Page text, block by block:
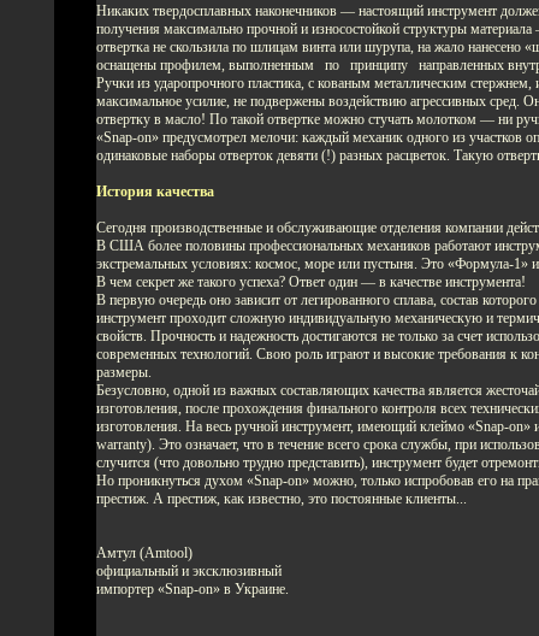
Никаких твердосплавных наконечников — настоящий инструмент
получения максимально прочной и износостойкой структуры
отвертка не скользила по шлицам винта или шурупа, на жало
оснащены профилем, выполненным по принципу направленных
Ручки из ударопрочного пластика, с кованым металлическим
максимальное усилие, не подвержены воздействию агрессивных сред.
отвертку в масло! По такой отвертке можно стучать молотком — ни
«Snap-on» предусмотрел мелочи: каждый механик одного из участков
одинаковые наборы отверток девяти (!) разных расцветок. Такую
История качества
Сегодня производственные и обслуживающие отделения компании
В США более половины профессиональных механиков работают
экстремальных условиях: космос, море или пустыня. Это «Формула-1»
В чем секрет же такого успеха? Ответ один — в качестве инструмента!
В первую очередь оно зависит от легированного сплава, состав
инструмент проходит сложную индивидуальную механическую и
свойств. Прочность и надежность достигаются не только за счет
современных технологий. Свою роль играют и высокие требования к
размеры.
Безусловно, одной из важных составляющих качества является
изготовления, после прохождения финального контроля всех
изготовления. На весь ручной инструмент, имеющий клеймо «Snap-
warranty). Это означает, что в течение всего срока службы, при
случится (что довольно трудно представить), инструмент будет
Но проникнуться духом «Snap-on» можно, только испробовав его на
престиж. А престиж, как известно, это постоянные клиенты...
Амтул (Amtool)
официальный и эксклюзивный
импортер «Snap-on» в Украине.